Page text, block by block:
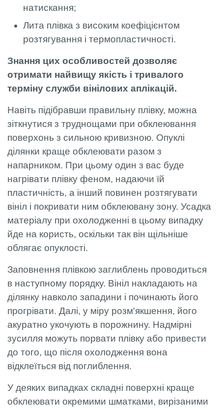
натискання;
Лита плівка з високим коефіцієнтом
розтягування і термопластичності.
Знання цих особливостей дозволяє
отримати найвищу якість і тривалого
терміну служби вінілових аплікацій.
Навіть підібравши правильну плівку, можна
зіткнутися з труднощами при обклеювання
поверхонь з сильною кривизною. Опуклі
ділянки краще обклеювати разом з
напарником. При цьому один з вас буде
нагрівати плівку феном, надаючи їй
пластичність, а інший повинен розтягувати
вініл і покривати ним обклеювану зону. Усадка
матеріалу при охолодженні в цьому випадку
йде на користь, оскільки так він щільніше
облягає опуклості.
Заповнення плівкою заглиблень проводиться
в наступному порядку. Вініл накладають на
ділянку навколо западини і починають його
прогрівати. Далі, у міру розм'якшення, його
акуратно укочують в порожнину. Надмірні
зусилля можуть порвати плівку або привести
до того, що після охолодження вона
відклеїться від поглиблення.
У деяких випадках складні поверхні краще
обклеювати окремими шматками, вирізаними